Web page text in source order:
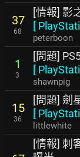
37
68
[情報] 影
[
peterboon
1
3
[問題]
[
shawnpig
15
36
[問題] 劍
[
littlewhite
[情報] 刺